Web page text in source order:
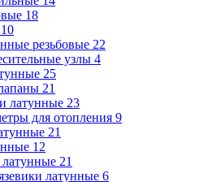
18
10
резьбовые 22
узлы 4
25
21
латунные 23
для отопления 9
21
12
21
латунные 6